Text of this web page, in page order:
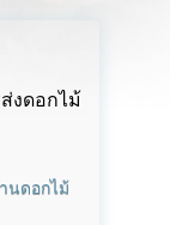
งดอกไม้
นดอกไม้